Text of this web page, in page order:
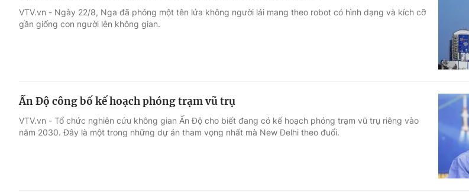
VTV.vn - Ngày 22/8, Nga đã phóng một tên lửa không người lái mang theo robot có hình dạng và kích cỡ
gần giống con người lên không gian.
Ấn Độ công bố kế hoạch phóng trạm vũ trụ
VTV.vn - Tổ chức nghiên cứu không gian Ấn Độ cho biết đang có kế hoạch phóng trạm vũ trụ riêng vào
năm 2030. Đây là một trong những dự án tham vọng nhất mà New Delhi theo đuổi.